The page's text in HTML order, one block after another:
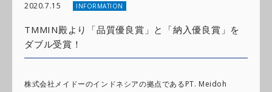
2020.7.15 INFORMATION
TMMIN殿より「品質優良賞」と「納入優良賞」を
ダブル受賞！
株式会社メイドーのインドネシアの拠点であるPT. Meidoh